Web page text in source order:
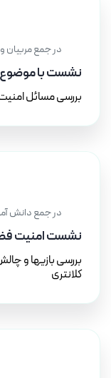
در جمع مربیان
نشست با
بررسی مسائل
در جمع دانش
نشست امنیت
بررسی بازیها و
کلانتری